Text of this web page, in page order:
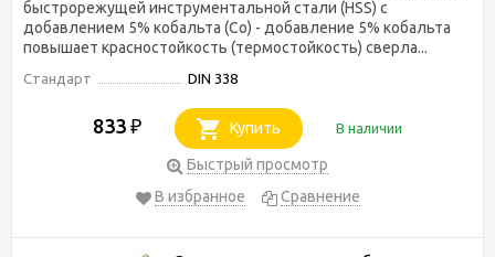
быстрорежущей инструментальной стали (HSS) с
добавлением 5% кобальта (Co) - добавление 5% кобальта
повышает красностойкость (термостойкость) сверла...
Стандарт DIN 338
833 ₽ Купить В наличии
Быстрый просмотр
В избранное
Сравнение